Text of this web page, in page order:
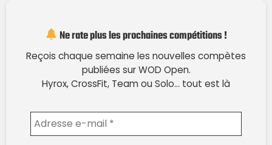
Ne rate plus les prochaines compétitions !
Reçois chaque semaine les nouvelles compètes
publiées sur WOD Open.
Hyrox, CrossFit, Team ou Solo… tout est là